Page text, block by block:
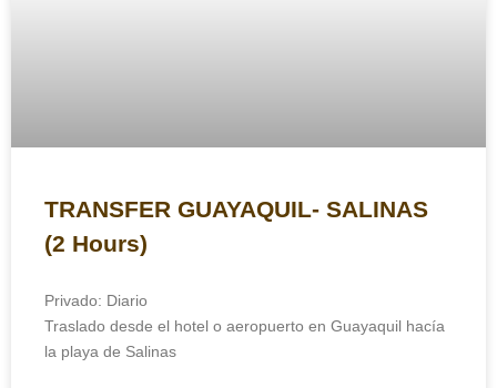
TRANSFER GUAYAQUIL- SALINAS
(2 Hours)
Privado: Diario
Traslado desde el hotel o aeropuerto en Guayaquil hacía
la playa de Salinas